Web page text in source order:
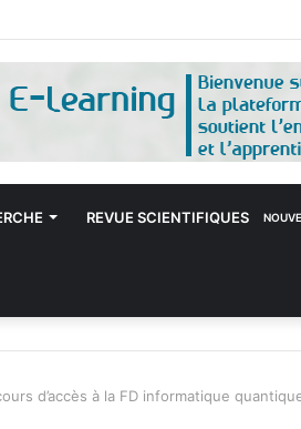
Session n°9
REVUE SCIENTIFIQUES
d’accès à la FD informatique